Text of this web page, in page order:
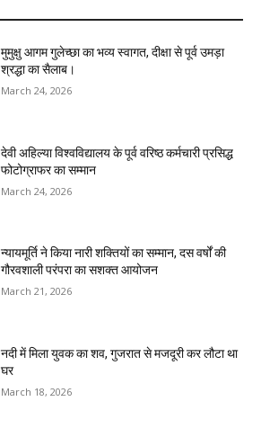
मुमुक्षु आगम गुलेच्छा का भव्य स्वागत, दीक्षा से पूर्व उमड़ा
श्रद्धा का सैलाब।
March 24, 2026
देवी अहिल्या विश्वविद्यालय के पूर्व वरिष्ठ कर्मचारी प्रसिद्ध
फोटोग्राफर का सम्मान
March 24, 2026
न्यायमूर्ति ने किया नारी शक्तियों का सम्मान, दस वर्षों की
गौरवशाली परंपरा का सशक्त आयोजन
March 21, 2026
नदी में मिला युवक का शव, गुजरात से मजदूरी कर लौटा था
घर
March 18, 2026